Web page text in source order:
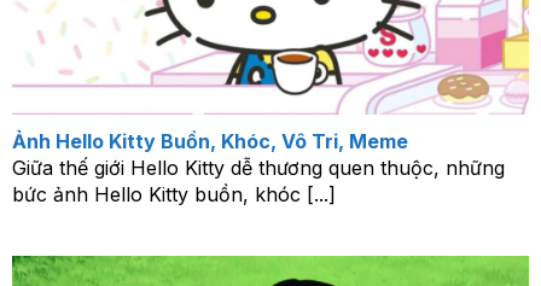
Ảnh Hello Kitty Buồn, Khóc, Vô Tri, Meme
Giữa thế giới Hello Kitty dễ thương quen thuộc, những
bức ảnh Hello Kitty buồn, khóc [...]